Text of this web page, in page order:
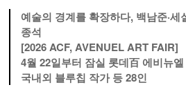
예술의 경계를 확장하다, 백남준·세
종석
[2026 ACF, AVENUEL ART FAIR]
4월 22일부터 잠실 롯데百 에비뉴엘
국내외 블루칩 작가 등 28인